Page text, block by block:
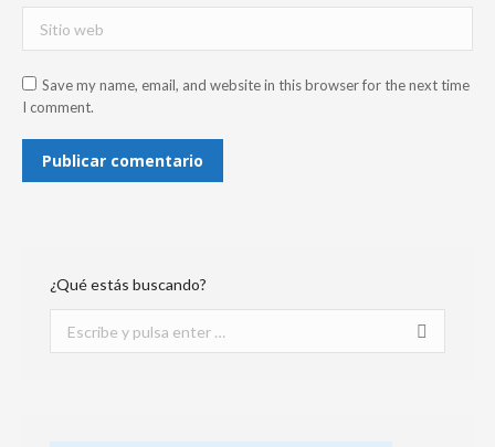
Save my name, email, and website in this browser for the next time
I comment.
Publicar comentario
¿Qué estás buscando?